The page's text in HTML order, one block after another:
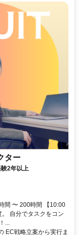
ター
2年以上
間 〜 200時間 【10:00
自分でタスクをコン
...
EC戦略立案から実行ま